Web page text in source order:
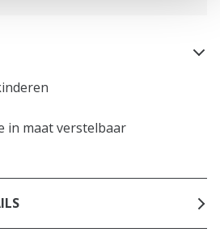
in maat verstelbaar